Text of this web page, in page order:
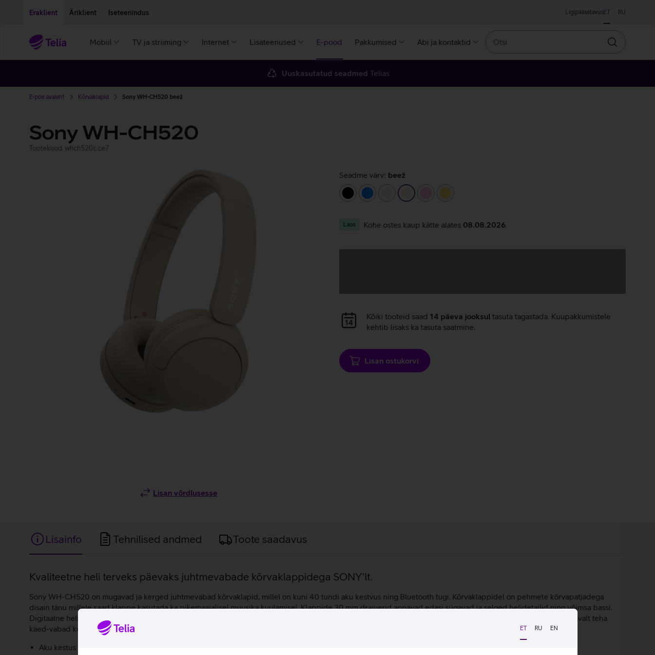
ET RU EN
Eraklient Äriklient Iseteenindus LigipääsetavusET RU
Mobiil TV ja striiming Internet Lisateenused E-pood Pakkumised Abi ja kontaktid
Otsin
Uuskasutatud seadmed Telias
E-poe avaleht Kõrvaklapid Sony WH-CH520 beež
Sony WH-CH520
Tootekood: whch520c.ce7
Lisan võrdlusesse
Seadme värv: beež
must
sinine valge beež heleroosakollane
Laos Kohe ostes kaup kätte alates 08.08.2026
Andmete
laadimine
Kõiki tooteid saad 14 päeva jooksul tasuta tagastada. Kuupakkumistele
kehtib lisaks ka tasuta saatmine.
Lisan ostukorvi
Lisainfo Tehnilised andmed Toote saadavus
Lisainfo
Kvaliteetne heli terveks päevaks juhtmevabade kõrvaklappidega SONY'lt.
Sony WH-CH520 on mugavad ja kerged juhtmevabad kõrvaklapid, millel on kuni 40 tundi aku kestvus ning Bluetooth tugi. Kõrvaklappidel on pehmete kõrvapatjadega
disain tänu millele saad klappe kasutada ka pikemaajalisel muusika kuulamisel. Klappide 30 mm draiverid annavad edasi sügavad ja selged helidetailid ning võimsa bassi.
Digitaalne helisüsteem taastab muusika harmoonilise elavuse, et saavutada autentsem muusikaesitus Lisaks on klappidel integreeritud mikrofon, mis aitab mugavalt teha
käed-vabad kõnesid ning kasutada Alexa või Google Assistanti häälassistenti.
Aku kestus kuni 40 tundi, 3-minutiline kiirlaadimine annab juurde 1,5 tundi kasutusaega.